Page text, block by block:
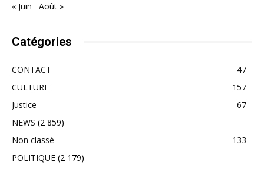
« Juin
Août »
Catégories
CONTACT
47
CULTURE
157
Justice
67
NEWS (2 859)
Non classé
133
POLITIQUE (2 179)